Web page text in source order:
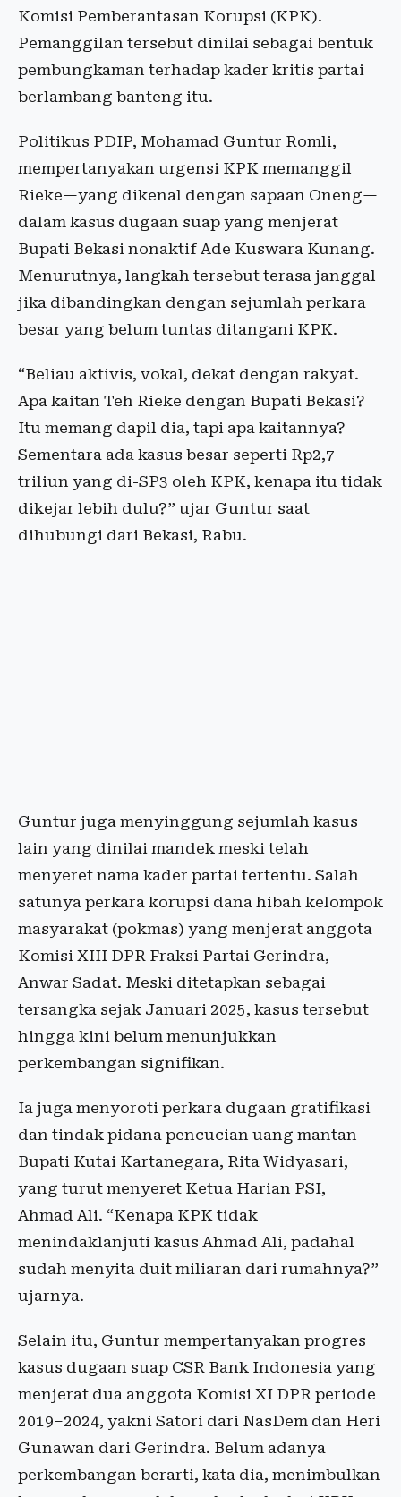
Komisi Pemberantasan Korupsi (KPK).
Pemanggilan tersebut dinilai sebagai bentuk
pembungkaman terhadap kader kritis partai
berlambang banteng itu.
Politikus PDIP, Mohamad Guntur Romli,
mempertanyakan urgensi KPK memanggil
Rieke—yang dikenal dengan sapaan Oneng—
dalam kasus dugaan suap yang menjerat
Bupati Bekasi nonaktif Ade Kuswara Kunang.
Menurutnya, langkah tersebut terasa janggal
jika dibandingkan dengan sejumlah perkara
besar yang belum tuntas ditangani KPK.
“Beliau aktivis, vokal, dekat dengan rakyat.
Apa kaitan Teh Rieke dengan Bupati Bekasi?
Itu memang dapil dia, tapi apa kaitannya?
Sementara ada kasus besar seperti Rp2,7
triliun yang di-SP3 oleh KPK, kenapa itu tidak
dikejar lebih dulu?” ujar Guntur saat
dihubungi dari Bekasi, Rabu.
Guntur juga menyinggung sejumlah kasus
lain yang dinilai mandek meski telah
menyeret nama kader partai tertentu. Salah
satunya perkara korupsi dana hibah kelompok
masyarakat (pokmas) yang menjerat anggota
Komisi XIII DPR Fraksi Partai Gerindra,
Anwar Sadat. Meski ditetapkan sebagai
tersangka sejak Januari 2025, kasus tersebut
hingga kini belum menunjukkan
perkembangan signifikan.
Ia juga menyoroti perkara dugaan gratifikasi
dan tindak pidana pencucian uang mantan
Bupati Kutai Kartanegara, Rita Widyasari,
yang turut menyeret Ketua Harian PSI,
Ahmad Ali. “Kenapa KPK tidak
menindaklanjuti kasus Ahmad Ali, padahal
sudah menyita duit miliaran dari rumahnya?”
ujarnya.
Selain itu, Guntur mempertanyakan progres
kasus dugaan suap CSR Bank Indonesia yang
menjerat dua anggota Komisi XI DPR periode
2019–2024, yakni Satori dari NasDem dan Heri
Gunawan dari Gerindra. Belum adanya
perkembangan berarti, kata dia, menimbulkan